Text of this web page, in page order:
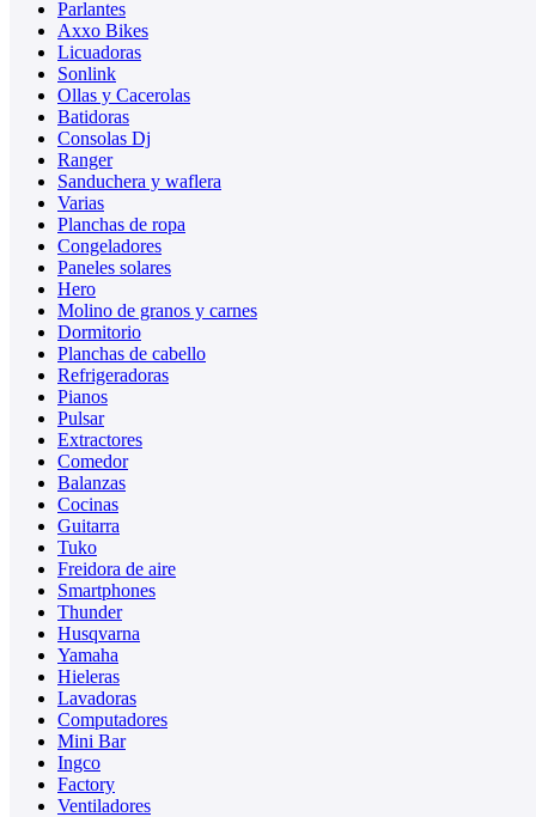
Parlantes
Axxo Bikes
Licuadoras
Sonlink
Ollas y Cacerolas
Batidoras
Consolas Dj
Ranger
Sanduchera y waflera
Varias
Planchas de ropa
Congeladores
Paneles solares
Hero
Molino de granos y carnes
Dormitorio
Planchas de cabello
Refrigeradoras
Pianos
Pulsar
Extractores
Comedor
Balanzas
Cocinas
Guitarra
Tuko
Freidora de aire
Smartphones
Thunder
Husqvarna
Yamaha
Hieleras
Lavadoras
Computadores
Mini Bar
Ingco
Factory
Ventiladores